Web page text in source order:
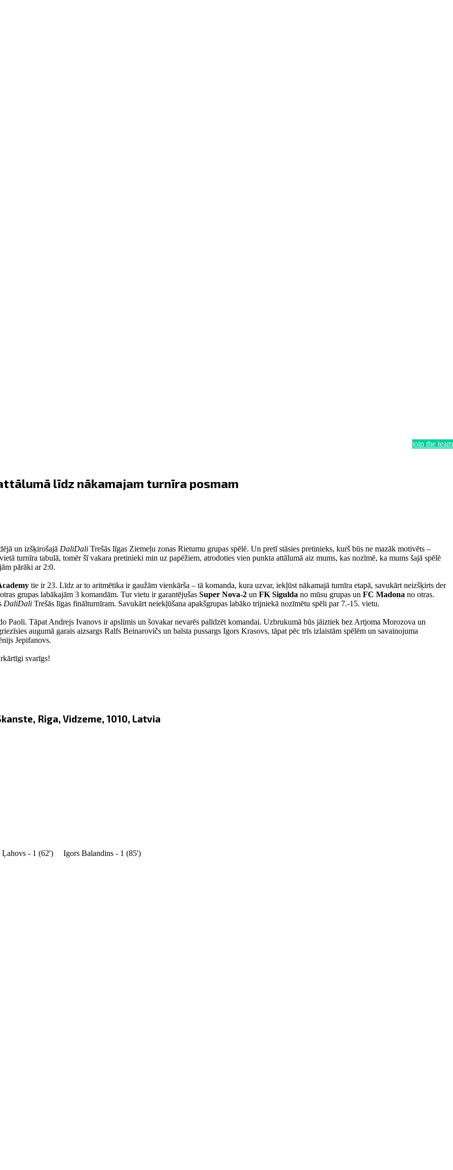
join the team
līdz nākamajam turnīra posmam
un izšķirošajā DaliDali Trešās līgas Ziemeļu zonas Rietumu grupas spēlē. Un pretī stāsies pretinieks, kurš būs ne mazāk motivēts –
turnīra tabulā, tomēr šī vakara pretinieki min uz papēžiem, atrodoties vien punkta attālumā aiz mums, kas nozīmē, ka mums šajā spēlē
pārāki ar 2:0.
tie ir 23. Līdz ar to aritmētika ir gaužām vienkārša – tā komanda, kura uzvar, iekļūst nākamajā turnīra etapā, savukārt neizšķirts der
grupas labākajām 3 komandām. Tur vietu ir garantējušas Super Nova-2 un FK Sigulda no mūsu grupas un FC Madona no otras.
DaliDali Trešās līgas finālturnīram. Savukārt neiekļūšana apakšgrupas labāko trijniekā nozīmētu spēli par 7.-15. vietu.
Paoli. Tāpat Andrejs Ivanovs ir apslimis un šovakar nevarēs palīdzēt komandai. Uzbrukumā būs jāiztiek bez Artjoma Morozova un
augumā garais aizsargs Ralfs Beinarovičs un balsta pussargs Igors Krasovs, tāpat pēc trīs izlaistām spēlēm un savainojuma
Jepifanovs.
svarīgs!
Riga, Vidzeme, 1010, Latvia
Ļahovs - 1 (62')
Igors Balandins - 1 (85')